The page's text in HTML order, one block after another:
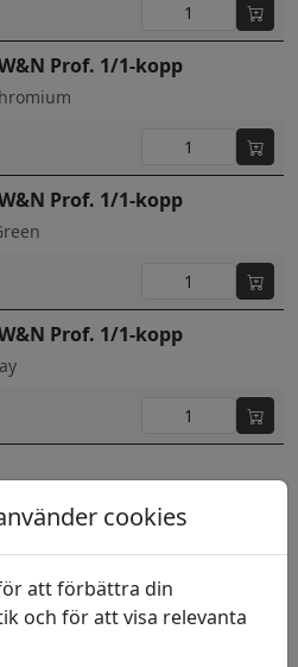
Prof. 1/1-kopp
Prof. 1/1-kopp
Prof. 1/1-kopp
Prof. 1/1-kopp
Prof. 1/1-kopp
cookies
att förbättra din
och för att visa relevanta